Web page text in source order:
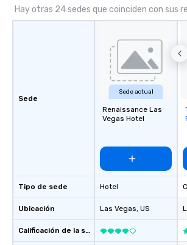
Hay otras 24 sedes que coinciden con sus
Sede
Tipo de sede
Ubicación
Calificación de la sede
Sede actual
Renaissance Las
Vegas Hotel
Hotel
Las Vegas, US